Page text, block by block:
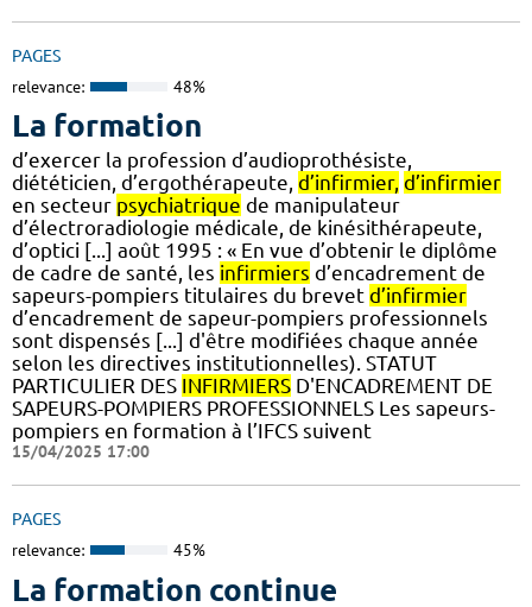
PAGES
relevance: 48%
La formation
d’exercer la profession d’audioprothésiste,
diététicien, d’ergothérapeute, d’infirmier, d’infirmier
en secteur psychiatrique de manipulateur
d’électroradiologie médicale, de kinésithérapeute,
d’optici [...] août 1995 : « En vue d’obtenir le diplôme
de cadre de santé, les infirmiers d’encadrement de
sapeurs-pompiers titulaires du brevet d’infirmier
d’encadrement de sapeur-pompiers professionnels
sont dispensés [...] d'être modifiées chaque année
selon les directives institutionnelles). STATUT
PARTICULIER DES INFIRMIERS D'ENCADREMENT DE
SAPEURS-POMPIERS PROFESSIONNELS Les sapeurs-
pompiers en formation à l’IFCS suivent
15/04/2025 17:00
PAGES
relevance: 45%
La formation continue